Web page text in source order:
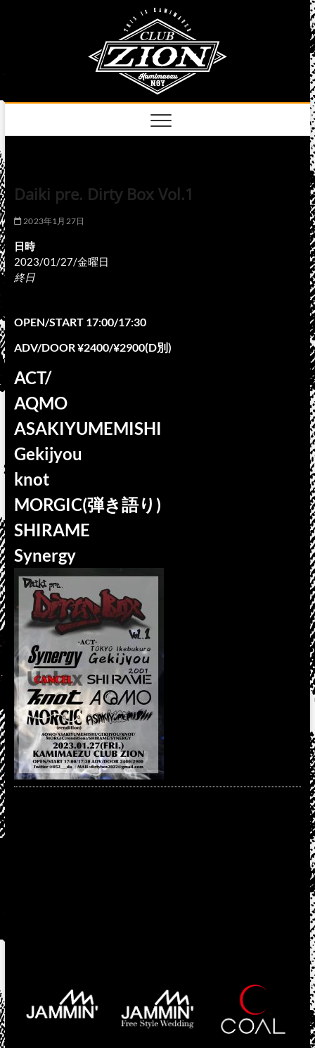
Daiki pre. Dirty Box Vol.1
2023年1月27日
日時
2023/01/27/金曜日
終日
OPEN/START 17:00/17:30
ADV/DOOR ¥2400/¥2900(D別)
ACT/
AQMO
ASAKIYUMEMISHI
Gekijyou
knot
MORGIC(弾き語り)
SHIRAME
Synergy